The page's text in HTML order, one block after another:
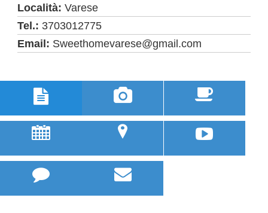
Località:Varese
Tel.: 3703012775
Email: Sweethomevarese@gmail.com
  
; u 
 